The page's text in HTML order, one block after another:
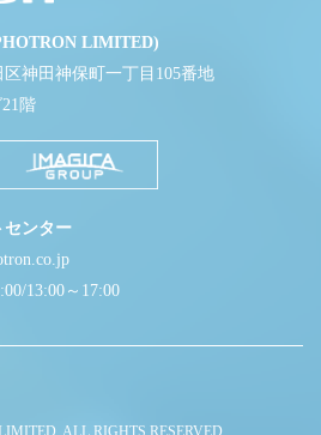
LIMITED)
区神田神保町一丁目105番地
階
センター
13:00～17:00
ALL RIGHTS RESERVED.